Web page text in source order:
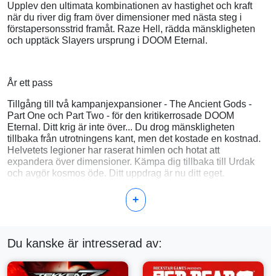
Upplev den ultimata kombinationen av hastighet och kraft
när du river dig fram över dimensioner med nästa steg i
förstapersonsstrid framåt. Raze Hell, rädda mänskligheten
och upptäck Slayers ursprung i DOOM Eternal.
År ett pass
Tillgång till två kampanjexpansioner - The Ancient Gods -
Part One och Part Two - för den kritikerrosade DOOM
Eternal. Ditt krig är inte över... Du drog mänskligheten
tillbaka från utrotningens kant, men det kostade en kostnad.
Helvetets legioner har raserat himlen och hotat att
expandera över dimensioner. Kämpa dig tillbaka till Urdak
och avgör kosmos öde. Ditt uppdrag är nu ditt eget.
+
Du kanske är intresserad av: